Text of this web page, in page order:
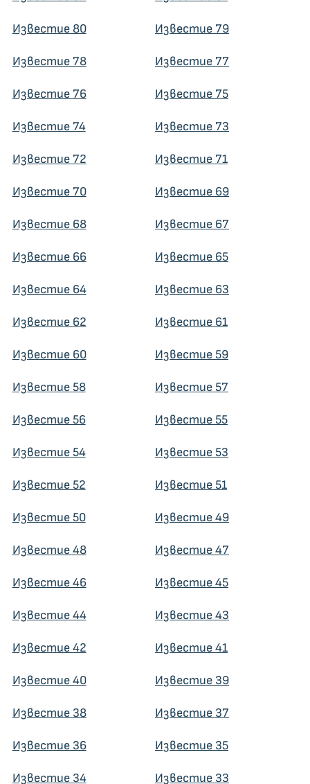
Известие 80 Известие 79
Известие 78 Известие 77
Известие 76 Известие 75
Известие 74 Известие 73
Известие 72 Известие 71
Известие 70 Известие 69
Известие 68 Известие 67
Известие 66 Известие 65
Известие 64 Известие 63
Известие 62 Известие 61
Известие 60 Известие 59
Известие 58 Известие 57
Известие 56 Известие 55
Известие 54 Известие 53
Известие 52 Известие 51
Известие 50 Известие 49
Известие 48 Известие 47
Известие 46 Известие 45
Известие 44 Известие 43
Известие 42 Известие 41
Известие 40 Известие 39
Известие 38 Известие 37
Известие 36 Известие 35
Известие 34 Известие 33